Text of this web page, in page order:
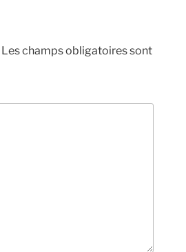
Les champs obligatoires sont